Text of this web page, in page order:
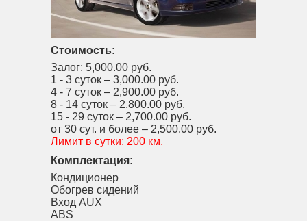
Стоимость:
Залог: 5,000.00 руб.
1 - 3 суток – 3,000.00 руб.
4 - 7 суток – 2,900.00 руб.
8 - 14 суток – 2,800.00 руб.
15 - 29 суток – 2,700.00 руб.
от 30 сут. и более – 2,500.00 руб.
Лимит в сутки: 200 км.
Комплектация:
Кондиционер
Обогрев сидений
Вход AUX
ABS